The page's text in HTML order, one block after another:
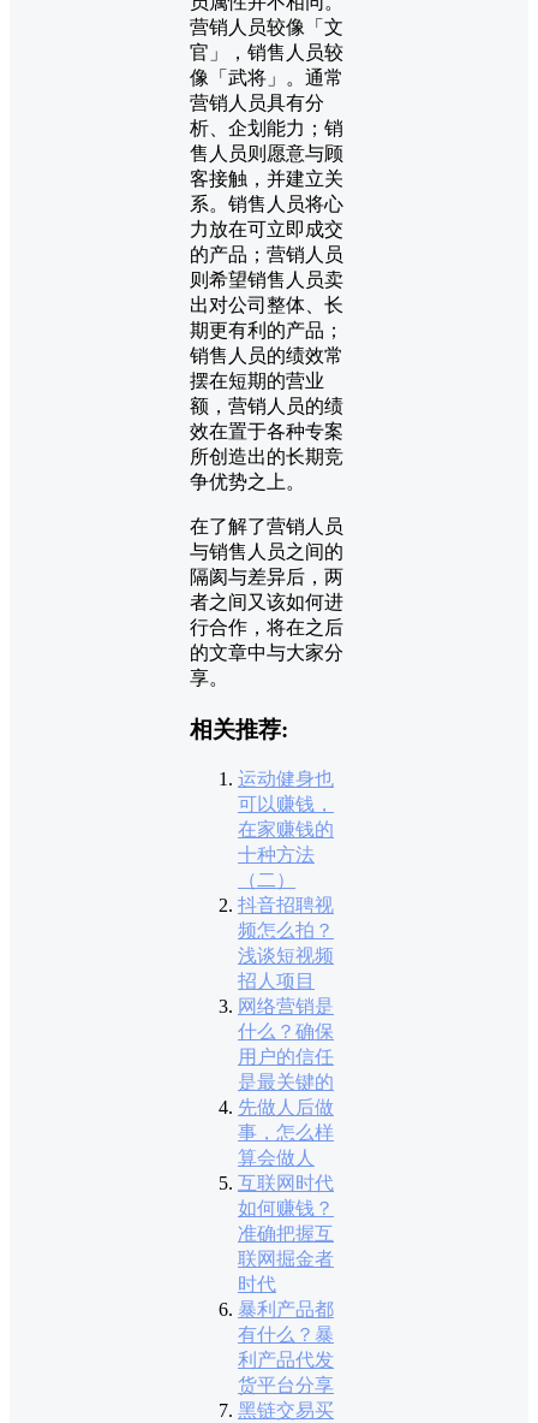
营销人员较像「文
官」，销售人员较
像「武将」。通常
营销人员具有分
析、企划能力；销
售人员则愿意与顾
客接触，并建立关
系。销售人员将心
力放在可立即成交
的产品；营销人员
则希望销售人员卖
出对公司整体、长
期更有利的产品；
销售人员的绩效常
摆在短期的营业
额，营销人员的绩
效在置于各种专案
所创造出的长期竞
争优势之上。
在了解了营销人员
与销售人员之间的
隔阂与差异后，两
者之间又该如何进
行合作，将在之后
的文章中与大家分
享。
相关推荐:
运动健身也
可以赚钱，
在家赚钱的
十种方法
（二）
抖音招聘视
频怎么拍？
浅谈短视频
招人项目
网络营销是
什么？确保
用户的信任
是最关键的
先做人后做
事，怎么样
算会做人
互联网时代
如何赚钱？
准确把握互
联网掘金者
时代
暴利产品都
有什么？暴
利产品代发
货平台分享
黑链交易买